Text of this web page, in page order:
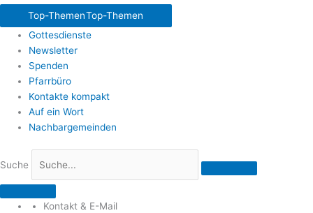
Top-ThemenTop-Themen
Gottesdienste
Newsletter
Spenden
Pfarrbüro
Kontakte kompakt
Auf ein Wort
Nachbargemeinden
Suche
Kontakt & E-Mail